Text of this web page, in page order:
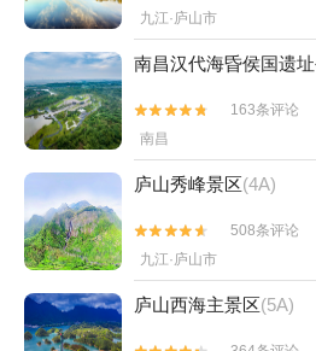
九江·庐山市
南昌汉代海昏侯国遗


163条评论
南昌
庐山秀峰景区(4A)


508条评论
九江·庐山市
庐山西海主景区(5A)